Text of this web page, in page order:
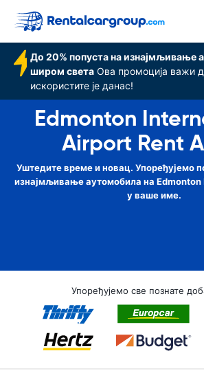
До 20% попуста на изнајмљивање
широм света Ова промоција важи
искористите је данас!
Edmonton
Airport Rent
Уштедите време и новац. Упоређујемо
изнајмљивање аутомобила на
у ваше име.
Упоређујемо све познате